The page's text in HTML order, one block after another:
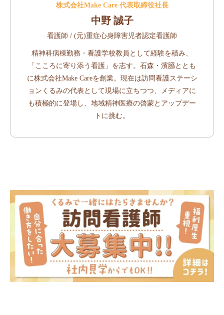
株式会社Make Care 代表取締役社長
中野 誠子
看護師 / (元)重症心身障害児者認定看護師
精神科病棟勤務・看護学校教員として経験を積み、
「こころに寄り添う看護」を志す。石森・濱𦚰ととも
に株式会社Make Careを創業。現在は訪問看護ステーシ
ョンくるみの代表として現場に立ちつつ、メディアに
も積極的に登場し、地域精神医療の啓蒙とアップデー
トに挑む。